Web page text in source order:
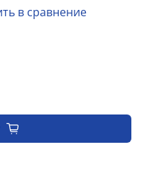
в сравнение